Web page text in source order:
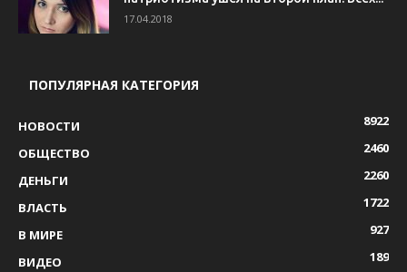
17.04.2018
ПОПУЛЯРНАЯ КАТЕГОРИЯ
НОВОСТИ
8922
ОБЩЕСТВО
2460
ДЕНЬГИ
2260
ВЛАСТЬ
1722
В МИРЕ
927
ВИДЕО
189